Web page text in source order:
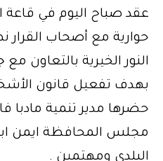
عقد صباح اليوم في قاعة
حوارية مع أصحاب القرار
النور الخيرية بالتعاون
بهدف تفعيل قانون
حضرها مدير تنمية مادبا
مجلس المحافظة ايمن
البلدي ومهتمين .